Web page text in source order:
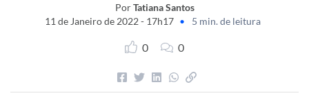
PorTatiana Santos
11 de Janeiro de 2022 - 17h17 • 5 min. de leitura
0 0